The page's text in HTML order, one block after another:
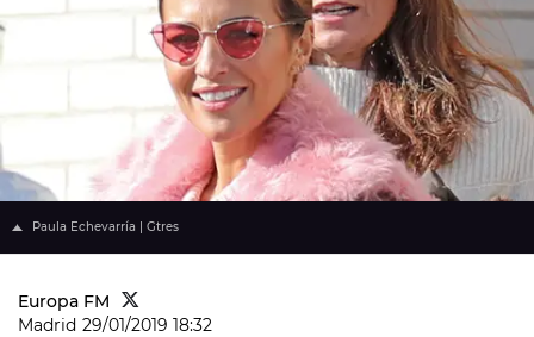
Paula Echevarría | Gtres
Europa FM
Madrid 29/01/2019 18:32